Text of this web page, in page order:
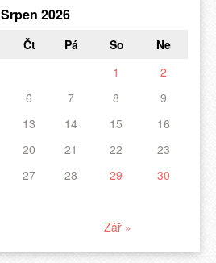
Srpen 2026
Čt Pá So
Ne
1
2
6 7 8
9
13 14 15
16
20 21 22
23
27 28 29
30
Zář »